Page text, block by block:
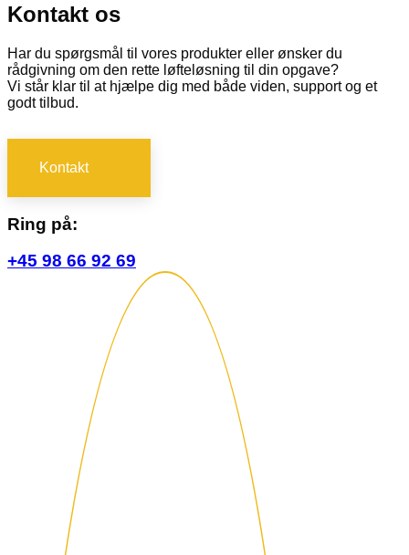
Kontakt os
Har du spørgsmål til vores produkter eller ønsker du
rådgivning om den rette løfteløsning til din opgave?
Vi står klar til at hjælpe dig med både viden, support og et
godt tilbud.
Kontakt
Ring på:
+45 98 66 92 69